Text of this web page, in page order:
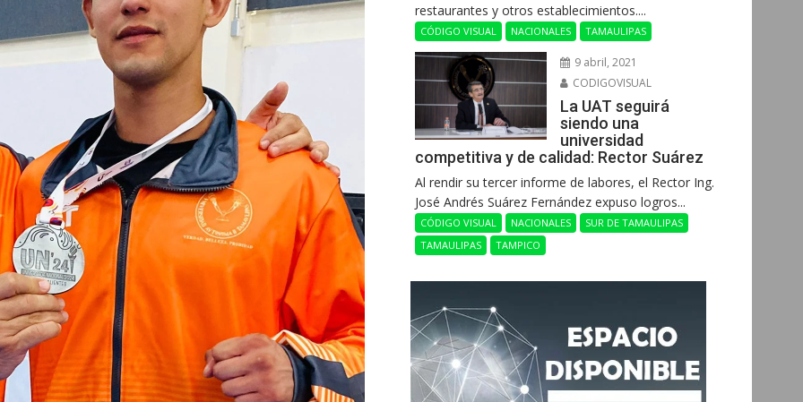
restaurantes y otros establecimientos....
CÓDIGO VISUAL NACIONALES TAMAULIPAS
9 abril, 2021
CODIGOVISUAL
La UAT seguirá
siendo una
universidad
competitiva y de calidad: Rector Suárez
Al rendir su tercer informe de labores, el Rector Ing.
José Andrés Suárez Fernández expuso logros...
CÓDIGO VISUAL NACIONALES
SUR DE TAMAULIPAS
TAMAULIPAS
TAMPICO